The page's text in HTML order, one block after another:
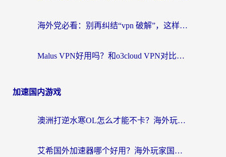
海外党必看：别再纠结“vpn 破解”，这样选回国加速器才能真正无缝访问国内资源
Malus VPN好用吗？和o3cloud VPN对比哪个回国效果更好？
加速国内游戏
澳洲打逆水寒OL怎么才能不卡？海外玩家国服游戏加速终极指南（附梦幻模拟战地铁跑酷解决办法）
艾希国外加速器哪个好用？海外玩家国服游戏畅玩终极指南（附欧洲玩鸣潮街头篮球实测）